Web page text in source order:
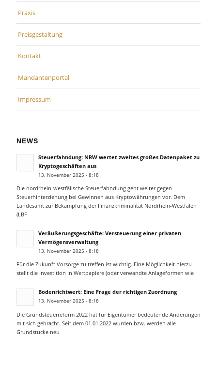
Praxis
Preisgestaltung
Kontakt
Mandantenportal
Impressum
NEWS
Steuerfahndung: NRW wertet zweites großes Datenpaket zu
Kryptogeschäften aus
13. November 2025 - 8:18
Die nordrhein-westfälische Steuerfahndung geht weiter gegen
Steuerhinterziehung bei Gewinnen aus Kryptowährungen vor. Dem
Landesamt zur Bekämpfung der Finanzkriminalität Nordrhein-Westfalen
(LBF
Veräußerungsgeschäfte: Versteuerung einer privaten
Vermögensverwaltung
13. November 2025 - 8:18
Für die Zukunft Vorsorge zu treffen ist wichtig. Eine Möglichkeit hierzu
stellt die Investition in Wertpapiere (oder verwandte Anlageformen wie
Bodenrichtwert: Eine Frage der richtigen Zuordnung
13. November 2025 - 8:18
Die Grundsteuerreform 2022 hat für Eigentümer bedeutende Änderungen
mit sich gebracht. Seit dem 01.01.2022 wurden bzw. werden alle
Grundstücke neu